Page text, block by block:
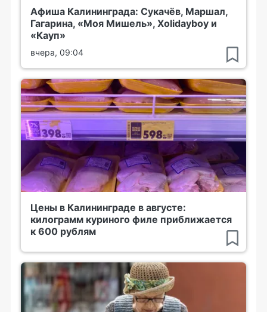
Афиша Калининграда: Сукачёв, Маршал,
Гагарина, «Моя Мишель», Xolidayboy и
«Кауп»
вчера, 09:04
Цены в Калининграде в августе:
килограмм куриного филе приближается
к 600 рублям